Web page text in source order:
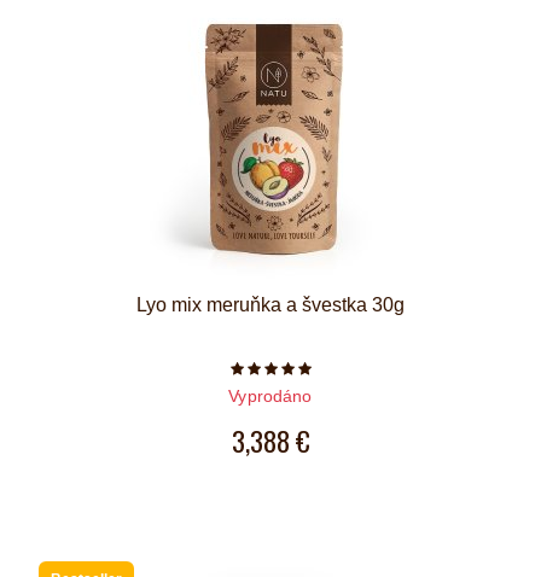
Lyo mix meruňka a švestka 30g
Počet hvězdiček je 5 z 5
Vyprodáno
3,388 €